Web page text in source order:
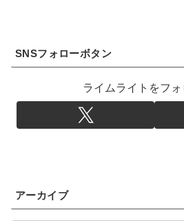
SNSフォローボタン
ライムライトをフォ
アーカイブ